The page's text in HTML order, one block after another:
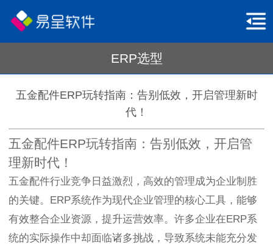
ERP选型
五金配件ERP玩转指南：告别低效，开启管理新时
代！
五金配件ERP玩转指南：告别低效，开启管
理新时代！
五金配件行业竞争日益激烈，高效的管理成为企业制胜
的关键。ERP系统作为现代企业管理的核心工具，能够
有效整合企业资源，提升运营效率。许多企业在ERP系
统的实际操作中却面临诸多挑战，导致系统未能充分发